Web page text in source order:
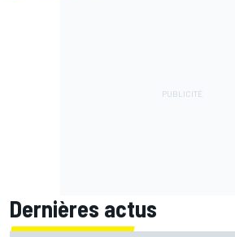
Dernières actus